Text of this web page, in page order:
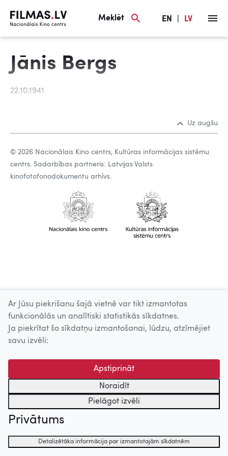
Meklēt EN LV
Jānis Bergs
22.10.1941
Uz augšu
© 2026 Nacionālais Kino centrs, Kultūras informācijas sistēmu
centrs. Sadarbības partneris: Latvijas Valsts
kinofotofonodokumentu arhīvs.
Ar Jūsu piekrišanu šajā vietnē var tikt izmantotas
funkcionālās un analītiski statistikās sīkdatnes.
Ja piekrītat šo sīkdatņu izmantošanai, lūdzu, atzīmējiet
savu izvēli:
Apstiprināt
Noraidīt
Pielāgot izvēli
Privātums
Detalizētāka informācija par izmantotajām sīkdatnēm